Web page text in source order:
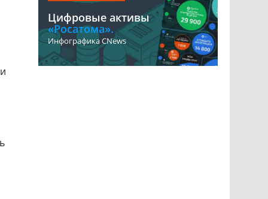
Цифровые активы
«Росатома».
Инфографика CNews